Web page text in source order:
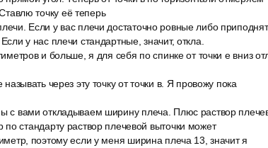
точку её теперь
Если у вас плечи достаточно ровные либо
у нас плечи стандартные, значит, откла.
и больше, я для себя по спинке от точки е вниз
через эту точку от точки в. Я провожу пока
с вами откладываем ширину плеча. Плюс раствор
стандарту раствор плечевой выточки может
поэтому если у меня ширина плеча 13, значит я